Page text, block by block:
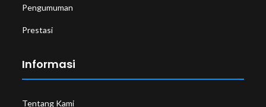
Pengumuman
Prestasi
Informasi
Tentang Kami